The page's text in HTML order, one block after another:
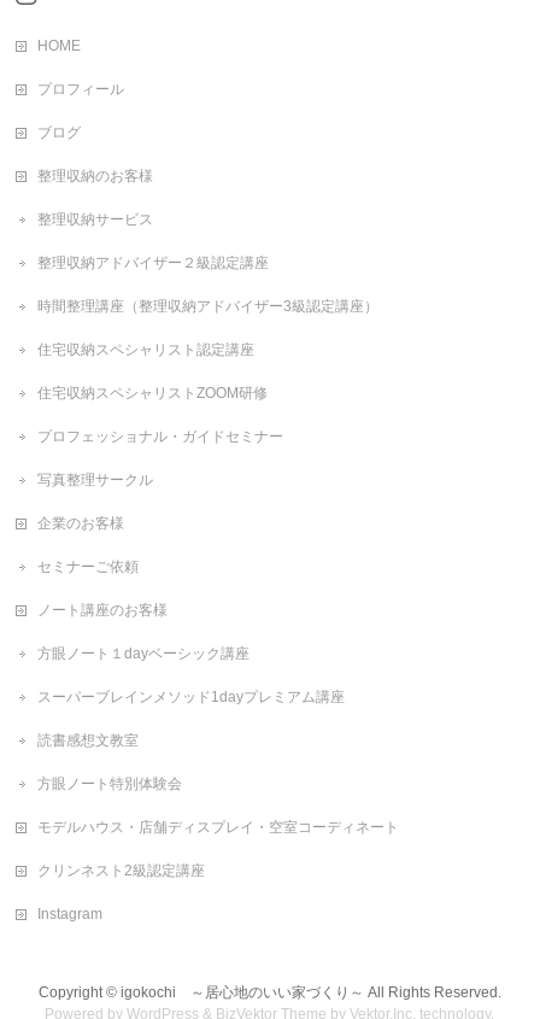
HOME
プロフィール
ブログ
整理収納のお客様
整理収納サービス
整理収納アドバイザー２級認定講座
時間整理講座（整理収納アドバイザー3級認定講座）
住宅収納スペシャリスト認定講座
住宅収納スペシャリストZOOM研修
プロフェッショナル・ガイドセミナー
写真整理サークル
企業のお客様
セミナーご依頼
ノート講座のお客様
方眼ノート１dayベーシック講座
スーパーブレインメソッド1dayプレミアム講座
読書感想文教室
方眼ノート特別体験会
モデルハウス・店舗ディスプレイ・空室コーディネート
クリンネスト2級認定講座
Instagram
Copyright © igokochi ～居心地のいい家づくり～ All Rights Reserved.
Powered byWordPress & BizVektor Theme byVektor,Inc. technology.